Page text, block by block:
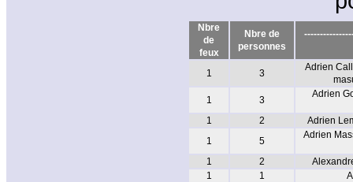
Nbre
de
feux
Nbre de
personnes
1 3
Adrien
1
3
Adrien
1 2
Adrien
1
5
Adrien
1 2
1
1